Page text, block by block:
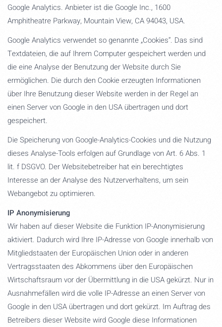
Google Analytics. Anbieter ist die Google Inc., 1600
Amphitheatre Parkway, Mountain View, CA 94043, USA.
Google Analytics verwendet so genannte „Cookies“. Das sind
Textdateien, die auf Ihrem Computer gespeichert werden und
die eine Analyse der Benutzung der Website durch Sie
ermöglichen. Die durch den Cookie erzeugten Informationen
über Ihre Benutzung dieser Website werden in der Regel an
einen Server von Google in den USA übertragen und dort
gespeichert.
Die Speicherung von Google-Analytics-Cookies und die Nutzung
dieses Analyse-Tools erfolgen auf Grundlage von Art. 6 Abs. 1
lit. f DSGVO. Der Websitebetreiber hat ein berechtigtes
Interesse an der Analyse des Nutzerverhaltens, um sein
Webangebot zu optimieren.
IP Anonymisierung
Wir haben auf dieser Website die Funktion IP-Anonymisierung
aktiviert. Dadurch wird Ihre IP-Adresse von Google innerhalb von
Mitgliedstaaten der Europäischen Union oder in anderen
Vertragsstaaten des Abkommens über den Europäischen
Wirtschaftsraum vor der Übermittlung in die USA gekürzt. Nur in
Ausnahmefällen wird die volle IP-Adresse an einen Server von
Google in den USA übertragen und dort gekürzt. Im Auftrag des
Betreibers dieser Website wird Google diese Informationen